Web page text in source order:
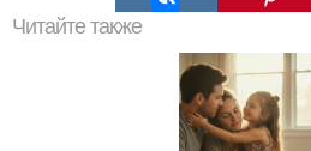
Читайте также